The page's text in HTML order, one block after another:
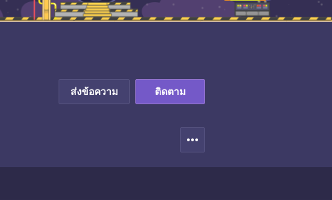
ส่งข้อความ ติดตาม
more_horiz